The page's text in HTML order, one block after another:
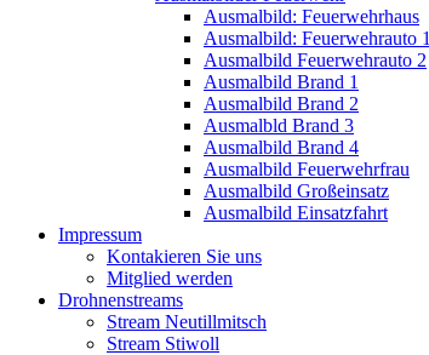
Ausmalbild: Feuerwehrhaus
Ausmalbild: Feuerwehrauto 1
Ausmalbild Feuerwehrauto 2
Ausmalbild Brand 1
Ausmalbild Brand 2
Ausmalbld Brand 3
Ausmalbild Brand 4
Ausmalbild Feuerwehrfrau
Ausmalbild Großeinsatz
Ausmalbild Einsatzfahrt
Impressum
Kontakieren Sie uns
Mitglied werden
Drohnenstreams
Stream Neutillmitsch
Stream Stiwoll